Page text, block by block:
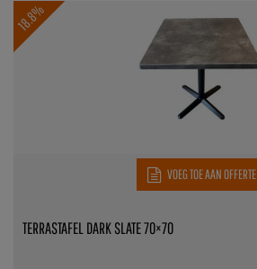
18.8%
VOEG TOE AAN OFFERTE
TERRASTAFEL DARK SLATE 70×70